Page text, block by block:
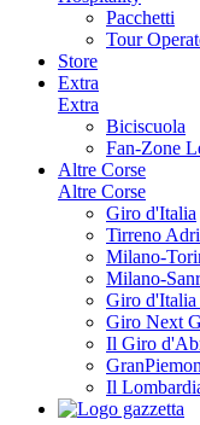
Pacchetti
Tour
Store
Extra
Extra
Biciscuola
Fan-Zone
Altre Corse
Altre Corse
Giro d'Italia
Tirreno
Milano-
Milano-
Giro d'Italia
Giro Next
Il Giro
Il